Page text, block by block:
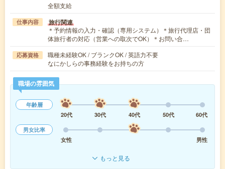
全額支給
仕事内容 旅行関連
＊予約情報の入力・確認（専用システム）＊旅行代理店・団
体旅行者の対応（営業への取次でOK）＊お問い合…
応募資格
職種未経験OK / ブランクOK / 英語力不要
なにかしらの事務経験をお持ちの方
職場の雰囲気
年齢層
20代
30代 40代 50代
60代
男女比率
女性
男性
もっと見る